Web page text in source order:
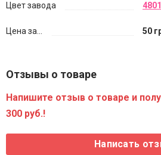
Цвет завода
Цена за... 50
Отзывы о товаре
Напишите отзыв о товаре и
300 руб.!